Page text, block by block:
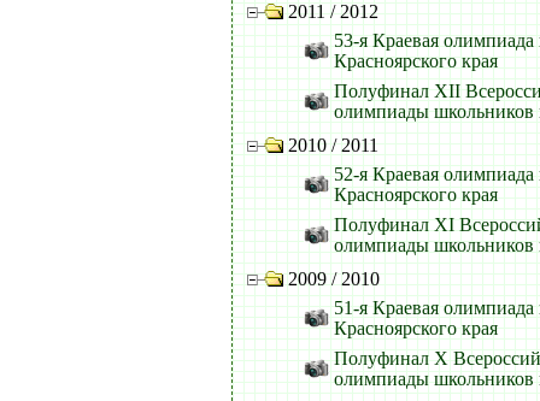
2011 / 2012
53-я Краевая
Красноярского края
Полуфинал XII
олимпиады
2010 / 2011
52-я Краевая
Красноярского края
Полуфинал XI
олимпиады
2009 / 2010
51-я Краевая
Красноярского края
Полуфинал X
олимпиады